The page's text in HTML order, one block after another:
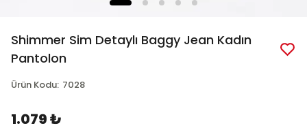
Shimmer Sim Detaylı Baggy Jean Kadın
Pantolon
Ürün Kodu: 7028
1.079 ₺